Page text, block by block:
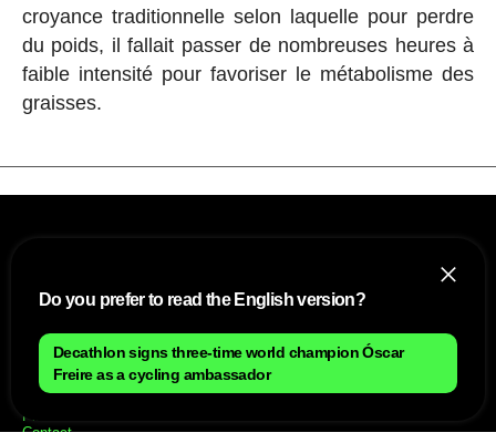
croyance traditionnelle selon laquelle pour perdre
du poids, il fallait passer de nombreuses heures à
faible intensité pour favoriser le métabolisme des
graisses.
NOUS
Plan du site
Contact
Do you prefer to read the English version?
Decathlon signs three-time world champion Óscar
Freire as a cycling ambassador